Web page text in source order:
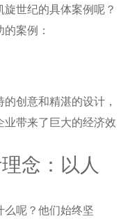
世纪的具体案例呢？
案例：
创意和精湛的设计，
带来了巨大的经济效
念：以人
么呢？他们始终坚